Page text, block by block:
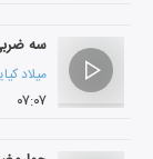
سه
میلاد
۰۷:۰۷